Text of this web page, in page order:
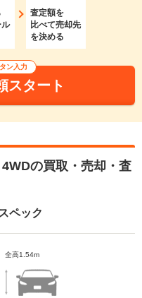
査定額を
比べて売却先
を決める
ン入力
スタート
の買取・売却・査
ペック
全高1.54m